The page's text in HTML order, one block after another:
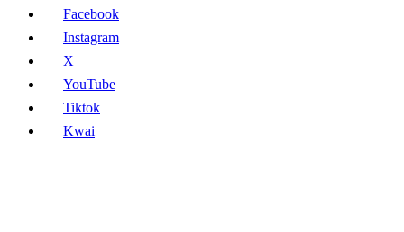
Facebook
Instagram
X
YouTube
Tiktok
Kwai